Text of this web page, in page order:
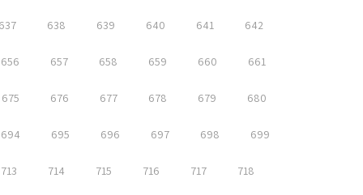
638 639 640 641 642
656 657 658 659 660 661
675 676 677 678 679 680
694 695 696 697 698 699
713 714 715 716 717 718